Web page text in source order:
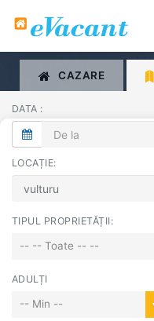
CAZARE
DATA :
LOCAȚIE:
TIPUL PROPRIETĂȚII:
-- -- Toate -- --
ADULȚI
-- Min --